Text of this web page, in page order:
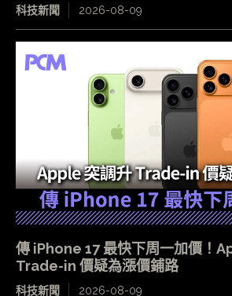
科技新聞 2026-08-09
傳 iPhone 17 最快下周一加價！
Trade-in 價疑為漲價鋪路
科技新聞 2026-08-09